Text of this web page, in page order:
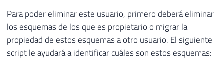
Para poder eliminar este usuario, primero deberá eliminar
los esquemas de los que es propietario o migrar la
propiedad de estos esquemas a otro usuario. El siguiente
script le ayudará a identificar cuáles son estos esquemas: